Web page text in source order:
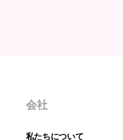
会社
私たちについて